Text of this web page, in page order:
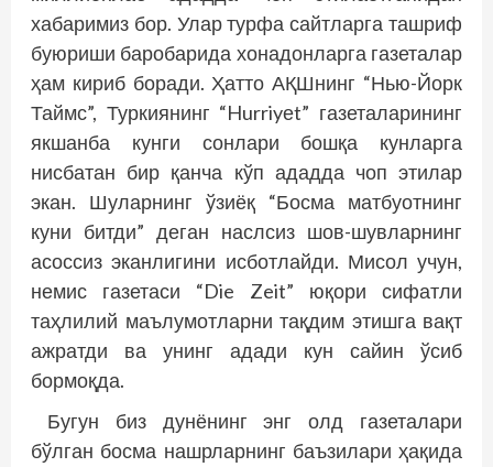
хабаримиз бор. Улар турфа сайтларга ташриф
буюриши баробарида хонадонларга газеталар
ҳам кириб боради. Ҳатто АҚШнинг “Нью-Йорк
Таймс”, Туркиянинг “Hurriyеt” газеталарининг
якшанба кунги сонлари бошқа кунларга
нисбатан бир қанча кўп ададда чоп этилар
экан. Шуларнинг ўзиёқ “Босма матбуотнинг
куни битди” деган наслсиз шов-шувларнинг
асоссиз эканлигини исботлайди. Мисол учун,
немис газетаси “Die Zeit” юқори сифатли
таҳлилий маълумотларни тақдим этишга вақт
ажратди ва унинг адади кун сайин ўсиб
бормоқда.
Бугун биз дунёнинг энг олд газеталари
бўлган босма нашрларнинг баъзилари ҳақида